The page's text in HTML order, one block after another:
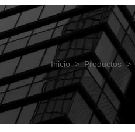
Inicio > Productos >